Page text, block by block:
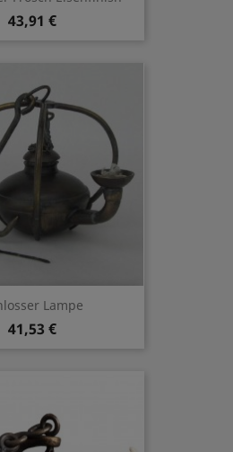
43,91 €
Lampe
41,53 €